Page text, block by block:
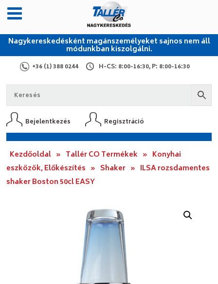
Nagykereskedésként magánszemélyeket sajnos nem áll
módunkban kiszolgálni.
+36 (1) 388 0244 H-CS: 8:00-16:30, P: 8:00-16:30
Bejelentkezés Regisztráció
Kezdőoldal » Tallér CO Termékek » Konyhai
eszközök, Előkészítés » Shaker » ILSA rozsdamentes
shaker Boston 50cl EASY